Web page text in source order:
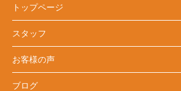
トップページ
スタッフ
お客様の声
ブログ